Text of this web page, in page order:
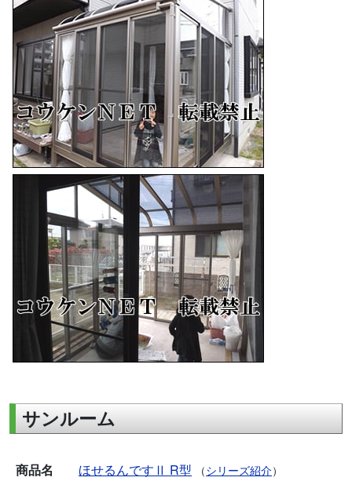
サンルーム
商品名 ほせるんですⅡ R型 （シリーズ紹介）